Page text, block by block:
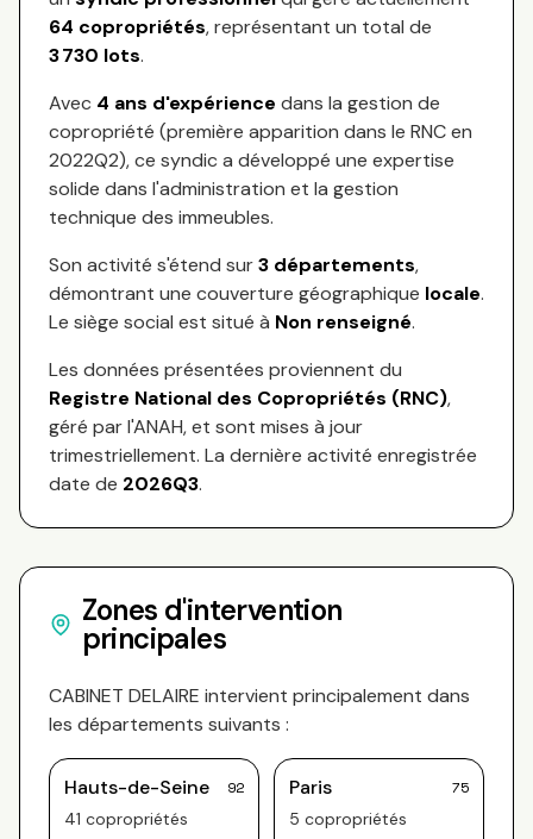
64 copropriétés, représentant un total de
3 730 lots.
Avec 4 ans d'expérience dans la gestion de
copropriété (première apparition dans le RNC en
2022Q2), ce syndic a développé une expertise
solide dans l'administration et la gestion
technique des immeubles.
Son activité s'étend sur3 départements,
démontrant une couverture géographique locale.
Le siège social est situé à Non renseigné.
Les données présentées proviennent du
Registre National des Copropriétés (RNC),
géré par l'ANAH, et sont mises à jour
trimestriellement. La dernière activité enregistrée
date de 2026Q3.
Zones d'intervention
principales
CABINET DELAIRE intervient principalement dans
les départements suivants :
Hauts-de-Seine 92
41 copropriétés
Paris 75
5 copropriétés